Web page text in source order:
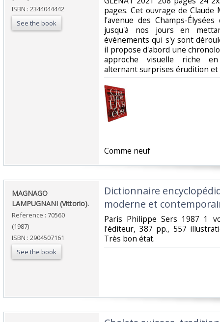
ISBN : 2344044442
See the book
pages. Cet ouvrage de
l'avenue des Champs-
jusqu'à nos jours en
événements qui s'y sont
il propose d'abord une
approche visuelle riche en
alternant surprises érudition
‎Comme neuf‎
‎MAGNAGO
LAMPUGNANI (Vittorio).‎
Reference : 70560
(1987)
ISBN : 2904507161
See the book
‎Dictionnaire
moderne et
‎Paris Philippe Sers 1987 1
l'éditeur, 387 pp., 557
Très bon état.‎